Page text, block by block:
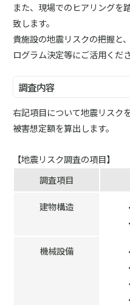
また、現場でのヒアリングを
致します。
貴施設の地震リスクの把握と
ログラム決定等にご活用くだ
調査内容
右記項目について地震リスク
被害想定額を算出します。
【地震リスク調査の項目】
調査項目
建物構造
機械設備